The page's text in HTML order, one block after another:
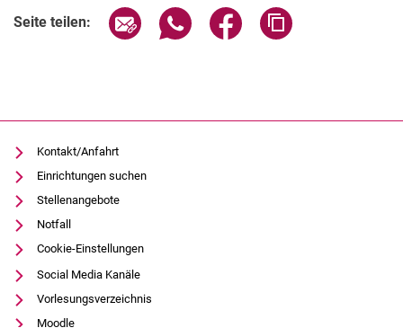
Seite teilen: Seite über E-Mail teilen
Seite über WhatsApp teilen
Seite über Facebook
Kontakt/Anfahrt
Einrichtungen suchen
Stellenangebote
Notfall
Cookie-Einstellungen
Social Media Kanäle
Vorlesungsverzeichnis
Moodle